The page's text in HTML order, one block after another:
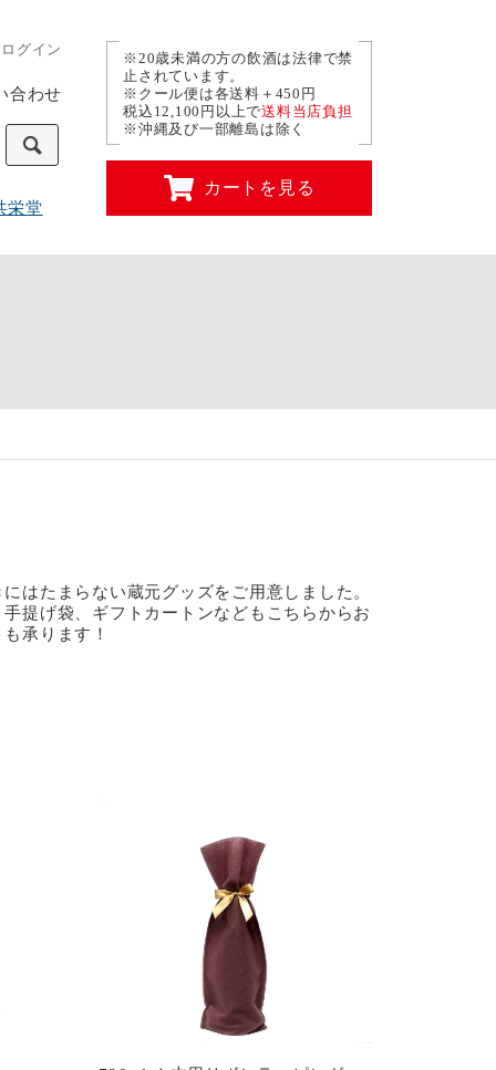
ログイン
合わせ
※20歳未満の方の飲酒は法律で禁
止されています。
※クール便は各送料＋450円
税込12,100円以上で送料当店負担
※沖縄及び一部離島は除く
カートを見る
栄堂
はたまらない蔵元グッズをご用意しました。
提げ袋、ギフトカートンなどもこちらからお
承ります！